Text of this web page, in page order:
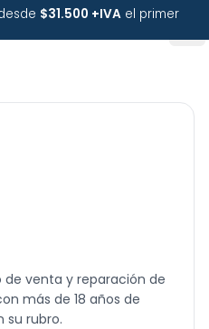
$31.500 +IVAel primer
más de 18 años de
su rubro.